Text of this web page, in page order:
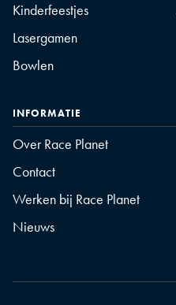
Kinderfeestjes
Lasergamen
Bowlen
INFORMATIE
Over Race Planet
Contact
Werken bij Race Planet
Nieuws